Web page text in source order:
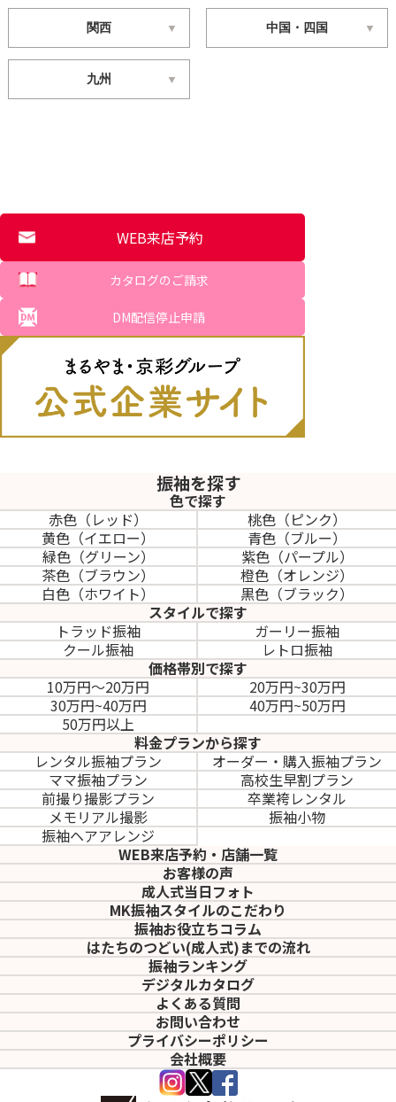
関西 中国・四国
九州
WEB来店予約
カタログのご請求
DM配信停止申請
振袖を探す
色で探す
赤色（レッド）
桃色（ピンク）
黄色（イエロー）
青色（ブルー）
緑色（グリーン）
紫色（パープル）
茶色（ブラウン）
橙色（オレンジ）
白色（ホワイト）
黒色（ブラック）
スタイルで探す
トラッド振袖
ガーリー振袖
クール振袖
レトロ振袖
価格帯別で探す
10万円～20万円
20万円~30万円
30万円~40万円
40万円~50万円
50万円以上
料金プランから探す
レンタル振袖プラン
オーダー・購入振袖プラン
ママ振袖プラン
高校生早割プラン
前撮り撮影プラン
卒業袴レンタル
メモリアル撮影
振袖小物
振袖ヘアアレンジ
WEB来店予約・店舗一覧
お客様の声
成人式当日フォト
MK振袖スタイルのこだわり
振袖お役立ちコラム
はたちのつどい(成人式)までの流れ
振袖ランキング
デジタルカタログ
よくある質問
お問い合わせ
プライバシーポリシー
会社概要